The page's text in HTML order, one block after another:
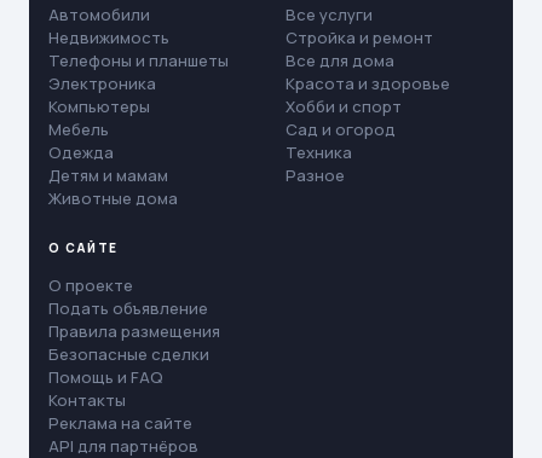
Автомобили
Недвижимость
Телефоны и планшеты
Электроника
Компьютеры
Мебель
Одежда
Детям и мамам
Животные дома
Все услуги
Стройка и ремонт
Все для дома
Красота и здоровье
Хобби и спорт
Сад и огород
Техника
Разное
О САЙТЕ
О проекте
Подать объявление
Правила размещения
Безопасные сделки
Помощь и FAQ
Контакты
Реклама на сайте
API для партнёров